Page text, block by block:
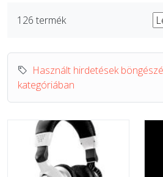
ÚJ TERMÉKEK
126 termék
Használt hirdetések
kategóriában